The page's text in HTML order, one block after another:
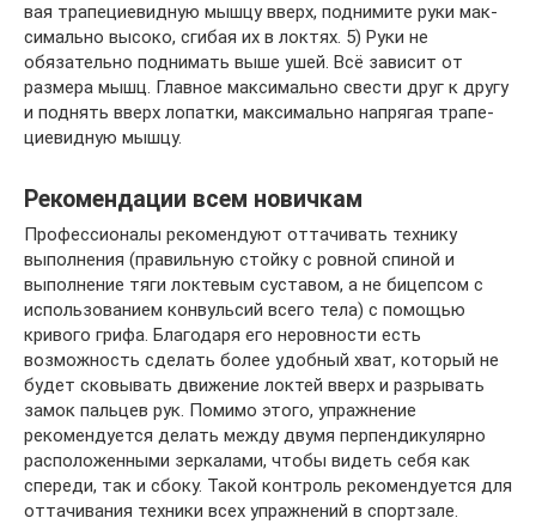
вая тра­пе­ци­е­вид­ную мышцу вверх, под­ни­ми­те руки мак­
си­маль­но высоко, сгибая их в локтях. 5) Руки не
обязательно поднимать выше ушей. Всё зависит от
размера мышц. Глав­ное мак­си­маль­но свести друг к другу
и под­нять вверх лопатки, мак­си­маль­но нап­ря­гая тра­пе­
ци­е­вид­ную мышцу.
Рекомендации всем новичкам
Профессионалы рекомендуют оттачивать технику
выполнения (правильную стойку с ровной спиной и
выполнение тяги локтевым суставом, а не бицепсом с
использованием конвульсий всего тела) с помощью
кривого грифа. Благодаря его неровности есть
возможность сделать более удобный хват, который не
будет сковывать движение локтей вверх и разрывать
замок пальцев рук. Помимо этого, упражнение
рекомендуется делать между двумя перпендикулярно
расположенными зеркалами, чтобы видеть себя как
спереди, так и сбоку. Такой контроль рекомендуется для
оттачивания техники всех упражнений в спортзале.